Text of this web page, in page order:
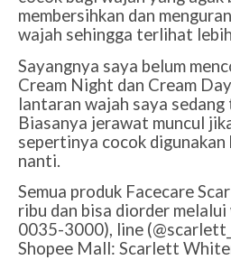
membersihkan dan
wajah sehingga terlihat
Sayangnya saya belum
Cream Night dan Cream
lantaran wajah saya
Biasanya jerawat muncul
sepertinya cocok
nanti.
Semua produk Facecare
ribu dan bisa diorder
0035-3000), line
Shopee Mall: Scarlett